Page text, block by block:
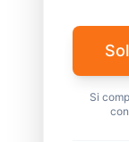
Si